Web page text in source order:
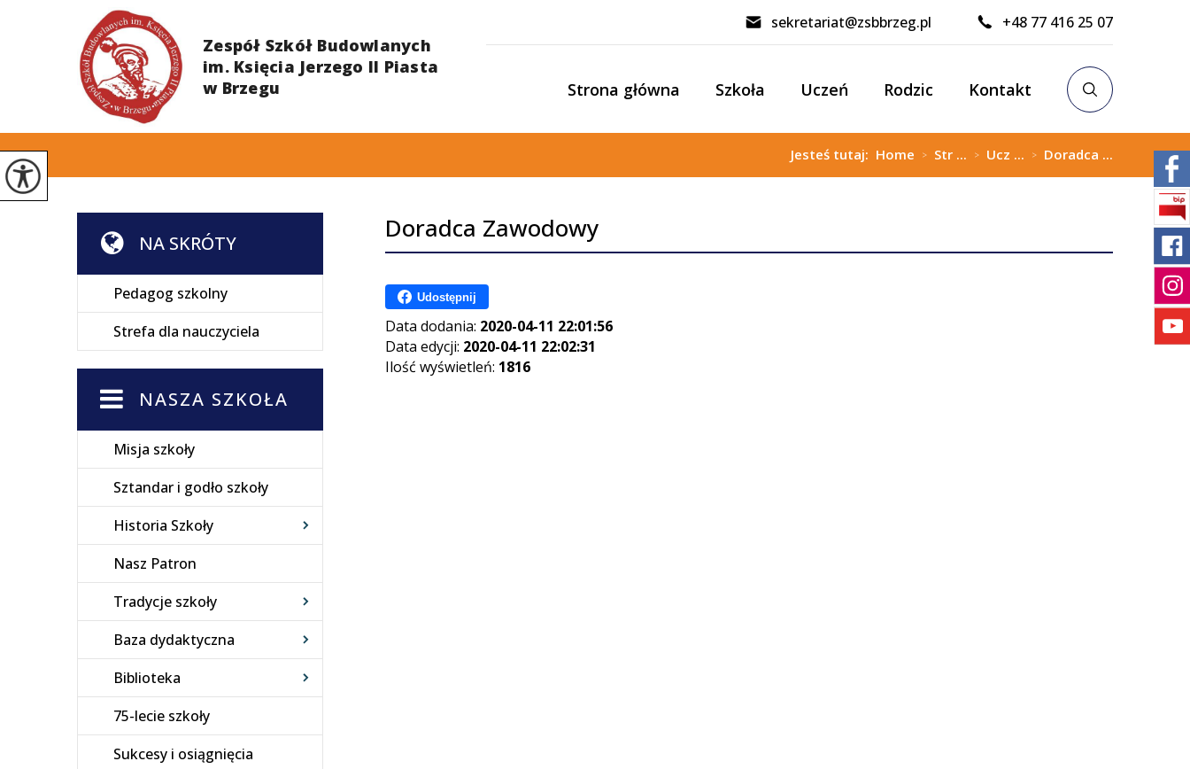
sekretariat@zsbbrzeg.pl +48 77 416 25 07
Strona główna Szkoła Uczeń Rodzic Kontakt
Jesteś tutaj: Home > Str ... > Ucz ... > Doradca ...
Doradca Zawodowy
Udostępnij
Data dodania: 2020-04-11 22:01:56
Data edycji: 2020-04-11 22:02:31
Ilość wyświetleń: 1816
NA SKRÓTY
Pedagog szkolny
Strefa dla nauczyciela
NASZA SZKOŁA
Misja szkoły
Sztandar i godło szkoły
Historia Szkoły
Nasz Patron
Tradycje szkoły
Baza dydaktyczna
Biblioteka
75-lecie szkoły
Sukcesy i osiągnięcia